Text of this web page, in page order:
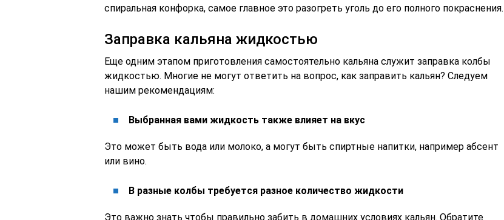
спиральная конфорка, самое главное это разогреть уголь до его полного покраснения.
Заправка кальяна жидкостью
Еще одним этапом приготовления самостоятельно кальяна служит заправка колбы
жидкостью. Многие не могут ответить на вопрос, как заправить кальян? Следуем
нашим рекомендациям:
Выбранная вами жидкость также влияет на вкус
Это может быть вода или молоко, а могут быть спиртные напитки, например абсент
или вино.
В разные колбы требуется разное количество жидкости
Это важно знать чтобы правильно забить в домашних условиях кальян. Обратите